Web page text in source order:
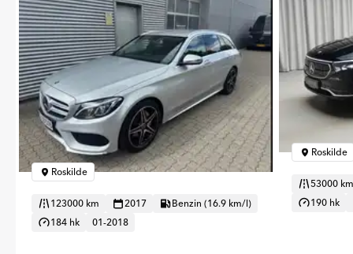
Roskilde
123000 km 2017
Benzin (16.9 km/l)
184 hk
01-2018
Roskilde
53000 km
190 hk